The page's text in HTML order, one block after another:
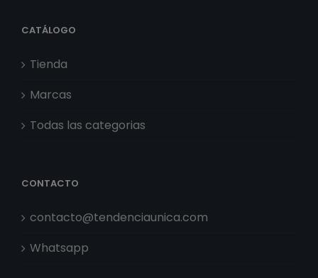
CATÁLOGO
Tienda
Marcas
Todas las categorias
CONTACTO
contacto@tendenciaunica.com
Whatsapp